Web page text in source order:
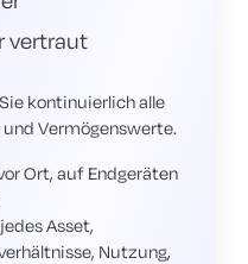
vertraut
kontinuierlich alle
Vermögenswerte.
Ort, auf Endgeräten
Asset,
Nutzung,